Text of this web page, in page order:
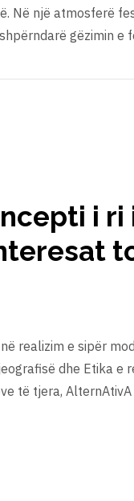
Në një atmosferë
gëzimin e
i ri
realizim e sipër
dhe Etika e
të tjera,